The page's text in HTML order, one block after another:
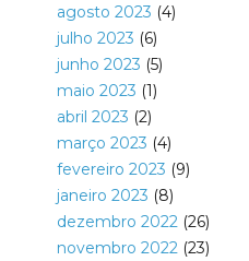
agosto 2023 (4)
julho 2023 (6)
junho 2023 (5)
maio 2023 (1)
abril 2023 (2)
março 2023 (4)
fevereiro 2023 (9)
janeiro 2023 (8)
dezembro 2022(26)
novembro 2022(23)